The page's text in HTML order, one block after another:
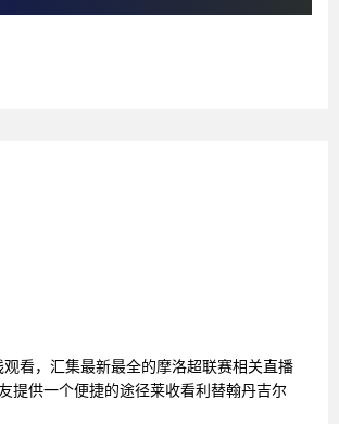
看，汇集最新最全的摩洛超联赛相关直播
提供一个便捷的途径莱收看利替翰丹吉尔